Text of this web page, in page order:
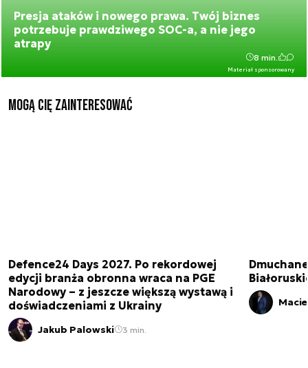
Presja ataków i nowego prawa. Twój biznes
potrzebuje prawdziwego SOC-a, a nie jego
atrapy
Materiał sponsorowany
8 min.
Mogą Cię zainteresować
Defence24 Days 2027. Po rekordowej
edycji branża obronna wraca na PGE
Narodowy – z jeszcze większą wystawą i
doświadczeniami z Ukrainy
Jakub Palowski 3 min.